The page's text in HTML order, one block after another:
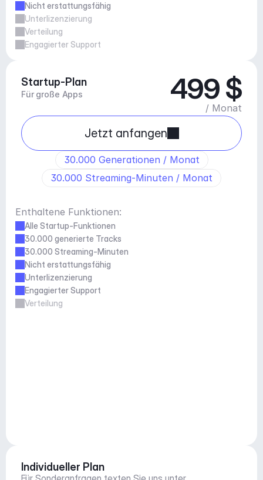
Nicht erstattungsfähig
Unterlizenzierung
Verteilung
Engagierter Support
Startup-Plan
Für große Apps 499 $
/ Monat
Jetzt anfangen
30.000 Generationen / Monat
30.000 Streaming-Minuten / Monat
Enthaltene Funktionen:
Alle Startup-Funktionen
30.000 generierte Tracks
30.000 Streaming-Minuten
Nicht erstattungsfähig
Unterlizenzierung
Engagierter Support
Verteilung
Individueller Plan